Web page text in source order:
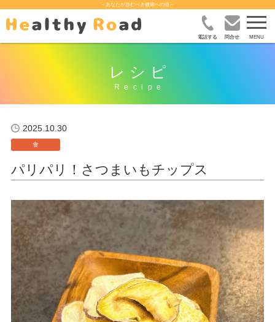
～あなたが歩むべき健康への道～
電話する 問合せ
レシピ
2025.10.30
食
パリパリ！さつまいもチップス